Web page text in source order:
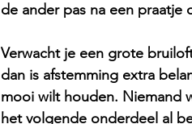
de ander pas na een praatje
Verwacht je een grote
dan is afstemming extra
mooi wilt houden. Niemand
het volgende onderdeel al